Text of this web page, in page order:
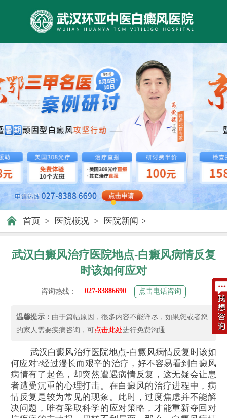
首页 > 医院概况 > 医院新闻 >
武汉白癜风治疗医院地点-白癜风病情反复
时该如何应对
咨询热线： 027-83886690 点击电话咨询
温馨提示： 由于篇幅原因，很多内容不能详尽，如果您或者您
的家人需要疾病咨询，可点击此处进行免费沟通
武汉白癜风治疗医院地点-白癜风病情反复时该如
何应对?经过漫长而艰辛的治疗，好不容易看到白癜风
病情有了起色，却突然遭遇病情反复，这无疑会让患
者遭受沉重的心理打击。在白癜风的治疗进程中，病
情反复是较为常见的现象。此时，过度焦虑并不能解
决问题，唯有采取科学的应对策略，才能重新夺回对